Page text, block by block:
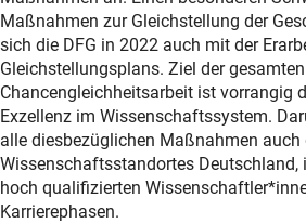
Maßnahmen zur Gleichstellung der
sich die DFG in 2022 auch mit der
Gleichstellungsplans. Ziel der gesamten
Chancengleichheitsarbeit ist vorrangig
Exzellenz im Wissenschaftssystem.
alle diesbezüglichen Maßnahmen
Wissenschaftsstandortes Deutschland,
hoch qualifizierten
Karrierephasen.